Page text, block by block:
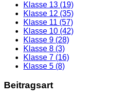
Klasse 13 (19)
Klasse 12 (35)
Klasse 11 (57)
Klasse 10 (42)
Klasse 9 (28)
Klasse 8 (3)
Klasse 7 (16)
Klasse 5 (8)
Beitragsart